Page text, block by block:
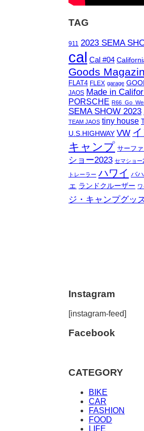
TAG
911 2023 SEMA
cal Cal #04
Goods
FLAT4 FLEX garage
JAOS Made in
PORSCHE
SEMA SHOW 2023
TEAM JAOS tiny house
U.S.HIGHWAY VW
キャンプ サーフ
ショー2023 セマショー
トレーラー ハワイ バ
ェ ランドクルーザー
ジ・キャンプグッ
Instagram
[instagram-feed]
Facebook
CATEGORY
BIKE
CAR
FASHION
FOOD
LIFE